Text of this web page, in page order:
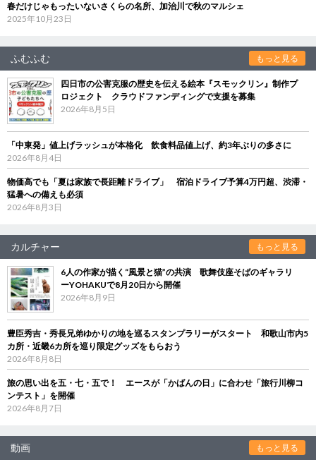
春だけじゃもったいないさくらの名所、加治川で秋のマルシェ
2025年10月23日
ふむふむ もっと見る
四日市の公害克服の歴史を伝える絵本『スモックリン』制作プ
ロジェクト クラウドファンディングで支援を募集
2026年8月5日
「中東発」値上げラッシュが本格化 飲食料品値上げ、約3年ぶりの多さに
2026年8月4日
物価高でも「夏は家族で長距離ドライブ」 宿泊ドライブ予算4万円超、渋滞・
猛暑への備えも必須
2026年8月3日
カルチャー もっと見る
6人の作家が描く“風景と猫”の共演 歌舞伎座そばのギャラリ
ーYOHAKUで8月20日から開催
2026年8月9日
豊臣秀吉・秀長兄弟ゆかりの地を巡るスタンプラリーがスタート 和歌山市内5
カ所・近畿6カ所を巡り限定グッズをもらおう
2026年8月8日
旅の思い出を五・七・五で！ エースが「かばんの日」に合わせ「旅行川柳コ
ンテスト」を開催
2026年8月7日
動画 もっと見る